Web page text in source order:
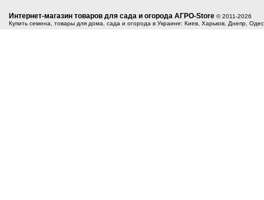
Интернет-магазин товаров для сада и огорода АГРО-Store © 2011-2026
Купить семена, товары для дома, сада и огорода в Украине: Киев, Харьков, Днепр,